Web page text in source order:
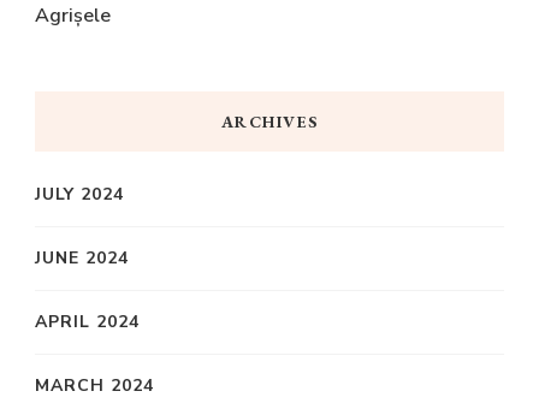
Agrișele
ARCHIVES
JULY 2024
JUNE 2024
APRIL 2024
MARCH 2024